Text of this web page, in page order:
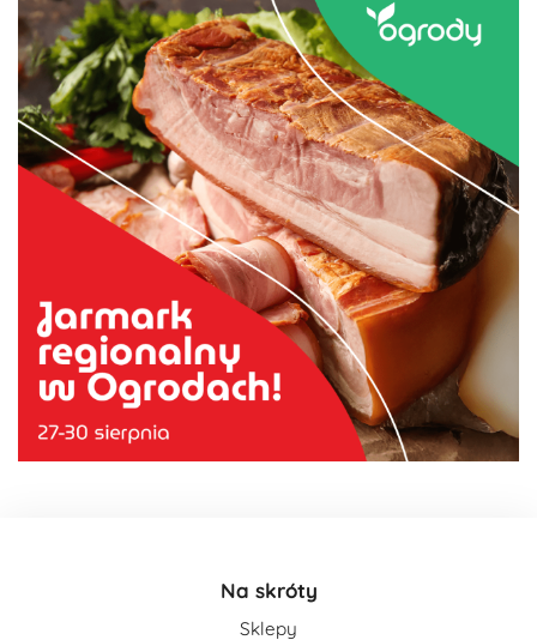
Na skróty
Sklepy